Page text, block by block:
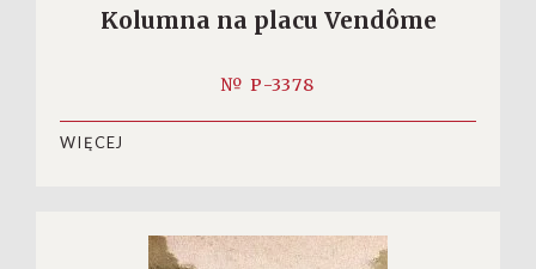
Kolumna na placu Vendôme
№ P-3378
WIĘCEJ